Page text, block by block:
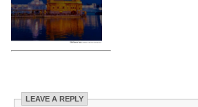
LEAVE A REPLY